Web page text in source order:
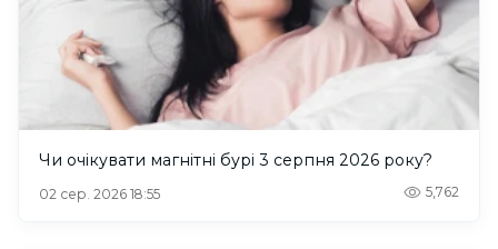
Чи очікувати магнітні бурі 3 серпня 2026 року?
02 сер. 2026 18:55 5,762